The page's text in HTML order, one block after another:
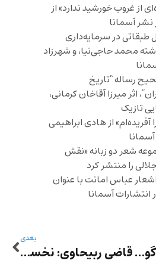
از غروب خورشید ندارد» از
آسمانا
طبقاتی در سرمایه‌داری
محمد حاجی‌نیا، و شهرزاد
رساله “تاریخ
اثر میرزا آقاخان کرمانی،
تازیک
آفریده‌ام» از هادی ابراهیمی
شعر دو زبانه «نقش
را منتشر کرد
عباس امانت با عنوان
انتشارات آسمانا
گوشه‌های بانگ – گوشه‌ دوازدهم: «پروست چگونه می‌تواند زندگی‌تان را زیرورو کند؟» نوشته پونه بریرانی
بعدی
قاضی ربیحاوی: نخستین عشقبازی‌ام